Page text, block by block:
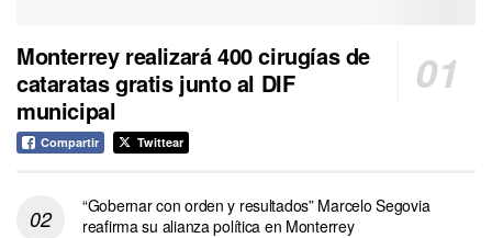
Monterrey realizará 400 cirugías de
cataratas gratis junto al DIF
municipal
Compartir Twittear
“Gobernar con orden y resultados” Marcelo Segovia
reafirma su alianza política en Monterrey